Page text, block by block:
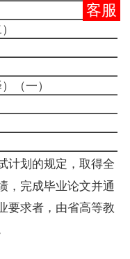
）
）（一）
计划的规定，取得全
，完成毕业论文并通
要求者，由省高等教
咨询